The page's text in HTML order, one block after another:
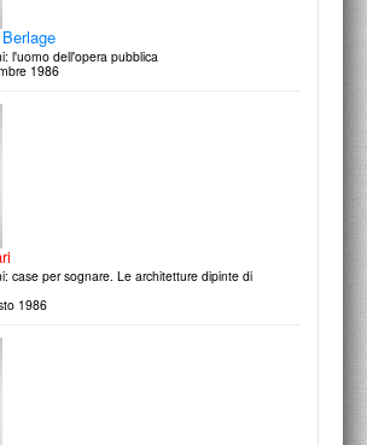
oltre la siepe. Palazzo Scattolari a Pesaro
/ 1983
frammenti berlinesi
/ 1982
l'uomo dell'opera pubblica
1986
case per sognare. Le architetture dipinte di
1986